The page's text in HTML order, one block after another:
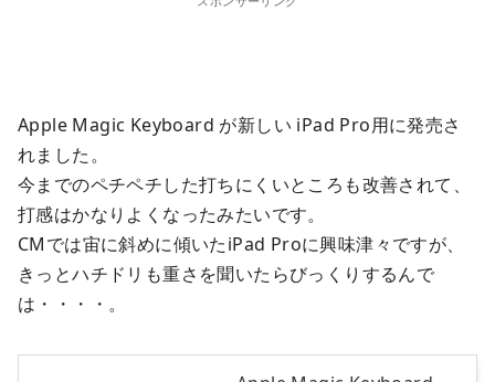
Apple Magic Keyboard が新しい iPad Pro用に発売さ
れました。
今までのペチペチした打ちにくいところも改善されて、
打感はかなりよくなったみたいです。
CMでは宙に斜めに傾いたiPad Proに興味津々ですが、
きっとハチドリも重さを聞いたらびっくりするんで
は・・・・。